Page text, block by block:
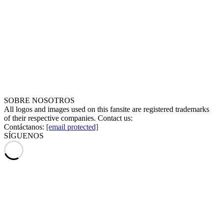
SOBRE NOSOTROS
All logos and images used on this fansite are registered trademarks
of their respective companies. Contact us:
Contáctanos: [email protected]
SÍGUENOS